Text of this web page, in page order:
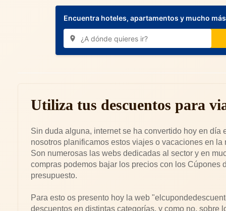
Encuentra hoteles, apartamentos y mucho
Utiliza tus descuentos para
Sin duda alguna, internet se ha convertido hoy en
nosotros planificamos estos viajes o vacaciones en la
Son numerosas las webs dedicadas al sector y en
compras podemos bajar los precios con los Cúpones
presupuesto.
Para esto os presento hoy la web
descuentos en distintas categorías, y como no, sobre